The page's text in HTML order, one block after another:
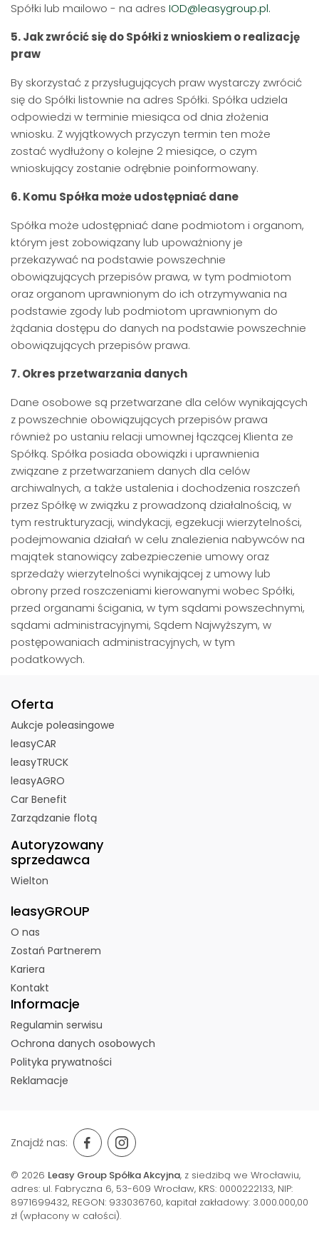
Spółki lub mailowo - na adres IOD@leasygroup.pl.
5. Jak zwrócić się do Spółki z wnioskiem o realizację
praw
By skorzystać z przysługujących praw wystarczy zwrócić
się do Spółki listownie na adres Spółki. Spółka udziela
odpowiedzi w terminie miesiąca od dnia złożenia
wniosku. Z wyjątkowych przyczyn termin ten może
zostać wydłużony o kolejne 2 miesiące, o czym
wnioskujący zostanie odrębnie poinformowany.
6. Komu Spółka może udostępniać dane
Spółka może udostępniać dane podmiotom i organom,
którym jest zobowiązany lub upoważniony je
przekazywać na podstawie powszechnie
obowiązujących przepisów prawa, w tym podmiotom
oraz organom uprawnionym do ich otrzymywania na
podstawie zgody lub podmiotom uprawnionym do
żądania dostępu do danych na podstawie powszechnie
obowiązujących przepisów prawa.
7. Okres przetwarzania danych
Dane osobowe są przetwarzane dla celów wynikających
z powszechnie obowiązujących przepisów prawa
również po ustaniu relacji umownej łączącej Klienta ze
Spółką. Spółka posiada obowiązki i uprawnienia
związane z przetwarzaniem danych dla celów
archiwalnych, a także ustalenia i dochodzenia roszczeń
przez Spółkę w związku z prowadzoną działalnością, w
tym restrukturyzacji, windykacji, egzekucji wierzytelności,
podejmowania działań w celu znalezienia nabywców na
majątek stanowiący zabezpieczenie umowy oraz
sprzedaży wierzytelności wynikającej z umowy lub
obrony przed roszczeniami kierowanymi wobec Spółki,
przed organami ścigania, w tym sądami powszechnymi,
sądami administracyjnymi, Sądem Najwyższym, w
postępowaniach administracyjnych, w tym
podatkowych.
Oferta
Aukcje poleasingowe
leasyCAR
leasyTRUCK
leasyAGRO
Car Benefit
Zarządzanie flotą
Autoryzowany
sprzedawca
Wielton
leasyGROUP
O nas
Zostań Partnerem
Kariera
Kontakt
Informacje
Regulamin serwisu
Ochrona danych osobowych
Polityka prywatności
Reklamacje
© 2026 Leasy Group Spółka Akcyjna, z siedzibą we Wrocławiu,
adres: ul. Fabryczna 6, 53-609 Wrocław, KRS: 0000222133, NIP:
8971699432, REGON: 933036760, kapitał zakładowy: 3.000.000,00
zł (wpłacony w całości).
Znajdź nas: